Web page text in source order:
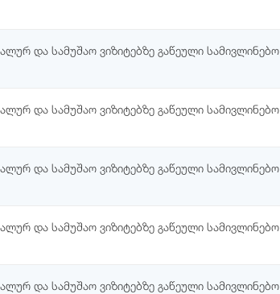
და სამუშაო ვიზიტებზე გაწეული სამივლინებო
და სამუშაო ვიზიტებზე გაწეული სამივლინებო
და სამუშაო ვიზიტებზე გაწეული სამივლინებო
და სამუშაო ვიზიტებზე გაწეული სამივლინებო
და სამუშაო ვიზიტებზე გაწეული სამივლინებო